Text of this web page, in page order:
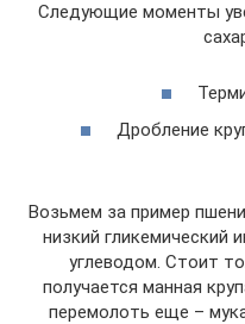
Следующие моменты
Дробление
Возьмем за пример
низкий гликемический
углеводом. Стоит
получается манная
перемолоть еще –